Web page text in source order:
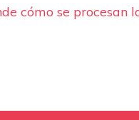
cómo se procesan